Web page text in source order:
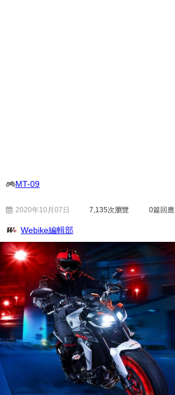
MT-09
2020年10月07日 7,135次瀏覽 0篇回應
Webike編輯部